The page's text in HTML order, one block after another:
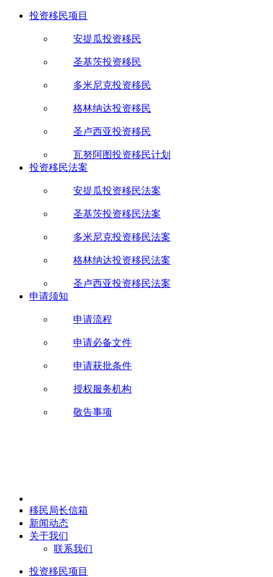
投资移民项目
安提瓜投资移民
圣基茨投资移民
多米尼克投资移民
格林纳达投资移民
圣卢西亚投资移民
瓦努阿图投资移民计划
投资移民法案
安提瓜投资移民法案
圣基茨投资移民法案
多米尼克投资移民法案
格林纳达投资移民法案
圣卢西亚投资移民法案
申请须知
申请流程
申请必备文件
申请获批条件
授权服务机构
敬告事项
移民局长信箱
新闻动态
关于我们
联系我们
投资移民项目